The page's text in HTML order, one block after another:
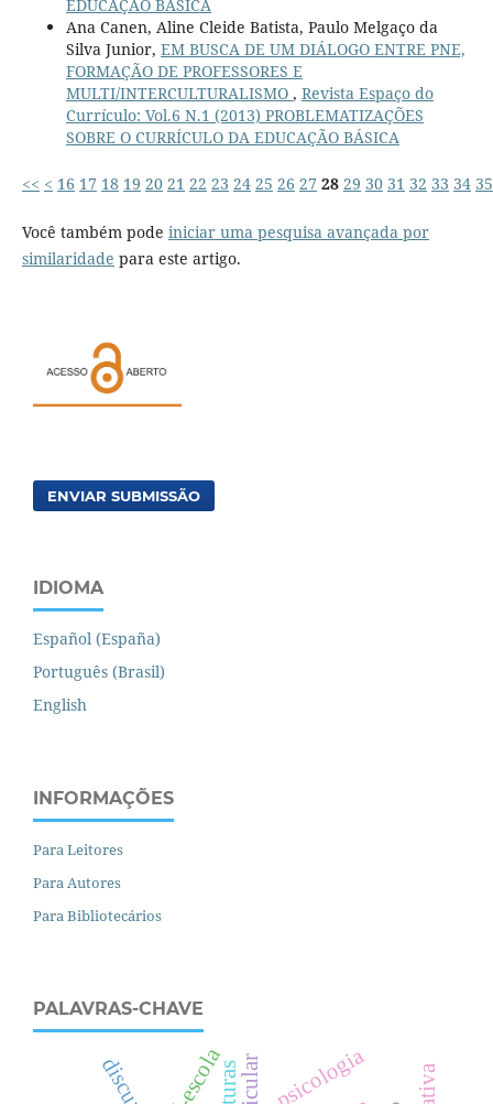
EDUCAÇÃO BÁSICA
Ana Canen, Aline Cleide Batista, Paulo Melgaço da
Silva Junior, EM BUSCA DE UM DIÁLOGO ENTRE PNE,
FORMAÇÃO DE PROFESSORES E
MULTI/INTERCULTURALISMO , Revista Espaço do
Currículo: Vol.6 N.1 (2013) PROBLEMATIZAÇÕES
SOBRE O CURRÍCULO DA EDUCAÇÃO BÁSICA
<< < 16 17 18 19 20 21 22 23 24 25 26 27 28 29 30 31 32 33 34 35
Você também pode iniciar uma pesquisa avançada por
similaridade para este artigo.
ENVIAR SUBMISSÃO
IDIOMA
Español (España)
Português (Brasil)
English
INFORMAÇÕES
Para Leitores
Para Autores
Para Bibliotecários
PALAVRAS-CHAVE
psicologia